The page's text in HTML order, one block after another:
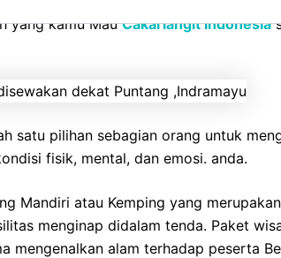
yang kamu MauCakarlangit Indonesia
satu pilihan sebagian orang untuk
fisik, mental, dan emosi. anda.
Mandiri atau Kemping yang
menginap didalam tenda. Paket
mengenalkan alam terhadap peserta